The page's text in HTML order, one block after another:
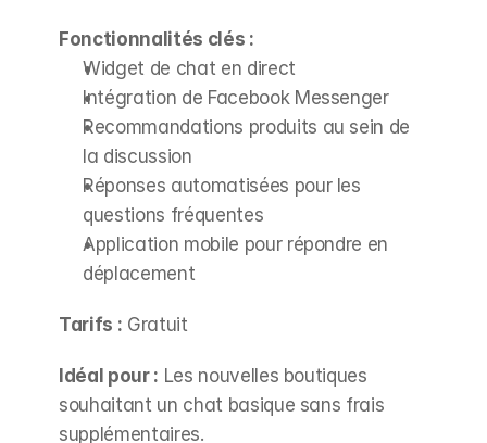
Fonctionnalités clés :
Widget de chat en direct
Intégration de Facebook Messenger
Recommandations produits au sein de
la discussion
Réponses automatisées pour les
questions fréquentes
Application mobile pour répondre en
déplacement
Tarifs : Gratuit
Idéal pour : Les nouvelles boutiques
souhaitant un chat basique sans frais
supplémentaires.